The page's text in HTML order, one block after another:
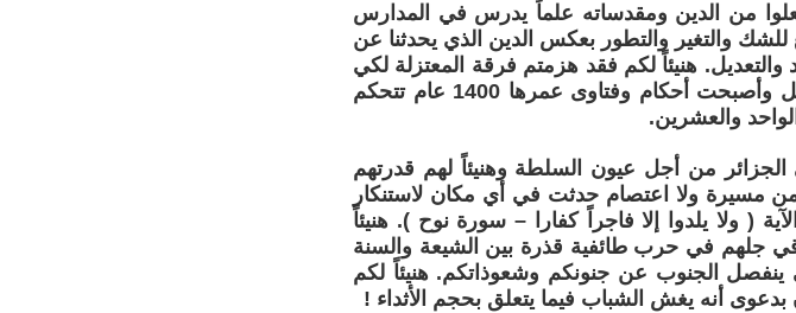
جعلوا من الدين ومقدساته علماً يدرس في المدارس
والتغير والتطور بعكس الدين الذي يحدثنا عن
والتعديل. هنيئاً لكم فقد هزمتم فرقة المعتزلة لكي
لا يكون الدين خاضعاً للعقل فظل خاضعاً للنقل وأصبحت أحكام وفتاوى عمرها 1400 عام تتحكم
والعشرين.
الجزائر من أجل عيون السلطة وهنيئاً لهم قدرتهم
من مسيرة ولا اعتصام حدثت في أي مكان لاستنكار
( ولا يلدوا إلا فاجراً كفارا – سورة نوح ). هنيئاً
جلهم في حرب طائفية قذرة بين الشيعة والسنة
الجنوب عن جنونكم وشعوذاتكم. هنيئاً لكم
أنه يغش الشباب فيما يتعلق بحجم الأثداء !